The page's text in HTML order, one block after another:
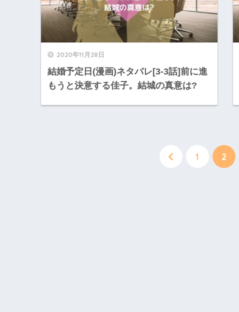
2020年11月28日
結婚予定日(漫画)ネタバレ[3-3話]前に進
もうと決意する佳子。結城の真意は?
1 2